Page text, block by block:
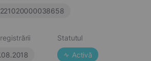
Statutul
Activă